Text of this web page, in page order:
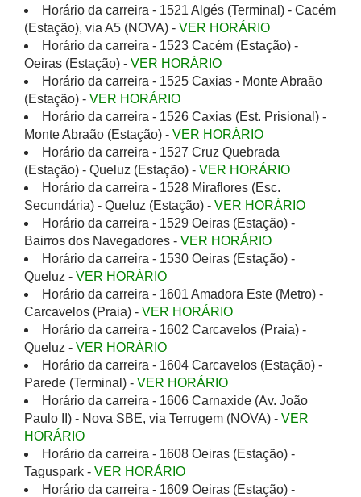
Horário da carreira - 1521 Algés (Terminal) - Cacém
(Estação), via A5 (NOVA) - VER HORÁRIO
Horário da carreira - 1523 Cacém (Estação) -
Oeiras (Estação) - VER HORÁRIO
Horário da carreira - 1525 Caxias - Monte Abraão
(Estação) - VER HORÁRIO
Horário da carreira - 1526 Caxias (Est. Prisional) -
Monte Abraão (Estação) - VER HORÁRIO
Horário da carreira - 1527 Cruz Quebrada
(Estação) - Queluz (Estação) - VER HORÁRIO
Horário da carreira - 1528 Miraflores (Esc.
Secundária) - Queluz (Estação) - VER HORÁRIO
Horário da carreira - 1529 Oeiras (Estação) -
Bairros dos Navegadores - VER HORÁRIO
Horário da carreira - 1530 Oeiras (Estação) -
Queluz - VER HORÁRIO
Horário da carreira - 1601 Amadora Este (Metro) -
Carcavelos (Praia) - VER HORÁRIO
Horário da carreira - 1602 Carcavelos (Praia) -
Queluz - VER HORÁRIO
Horário da carreira - 1604 Carcavelos (Estação) -
Parede (Terminal) - VER HORÁRIO
Horário da carreira - 1606 Carnaxide (Av. João
Paulo II) - Nova SBE, via Terrugem (NOVA) - VER
HORÁRIO
Horário da carreira - 1608 Oeiras (Estação) -
Taguspark - VER HORÁRIO
Horário da carreira - 1609 Oeiras (Estação) -